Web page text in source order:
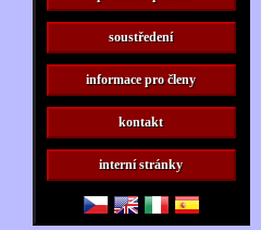
soustředení
informace pro členy
kontakt
interní stránky